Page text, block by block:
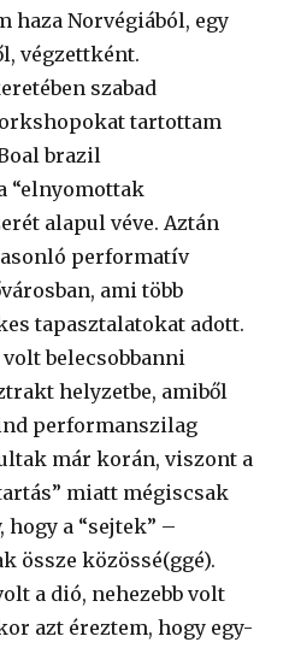
haza Norvégiából, egy
végzettként.
szabad
tartottam
brazil
“elnyomottak
alapul véve. Aztán
performatív
ami több
tapasztalatokat adott.
belecsobbanni
helyzetbe, amiből
performanszilag
már korán, viszont a
miatt mégiscsak
hogy a “sejtek” –
össze közössé(ggé).
a dió, nehezebb volt
azt éreztem, hogy egy-